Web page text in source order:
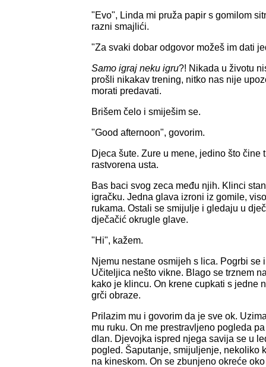
"Evo", Linda mi pruža papir s gomilom
razni smajlići.
"Za svaki dobar odgovor možeš im dati
Samo igraj neku igru?! Nikada u životu
prošli nikakav trening, nitko nas nije
morati predavati.
Brišem čelo i smiješim se.
"Good afternoon", govorim.
Djeca šute. Zure u mene, jedino što čine
rastvorena usta.
Bas baci svog zeca među njih. Klinci
igračku. Jedna glava izroni iz gomile,
rukama. Ostali se smijulje i gledaju u
dječačić okrugle glave.
"Hi", kažem.
Njemu nestane osmijeh s lica. Pogrbi se
Učiteljica nešto vikne. Blago se trznem
kako je klincu. On krene cupkati s jedne
grči obraze.
Prilazim mu i govorim da je sve ok.
mu ruku. On me prestravljeno pogleda
dlan. Djevojka ispred njega savija se u
pogled. Šaputanje, smijuljenje, nekoliko
na kineskom. On se zbunjeno okreće